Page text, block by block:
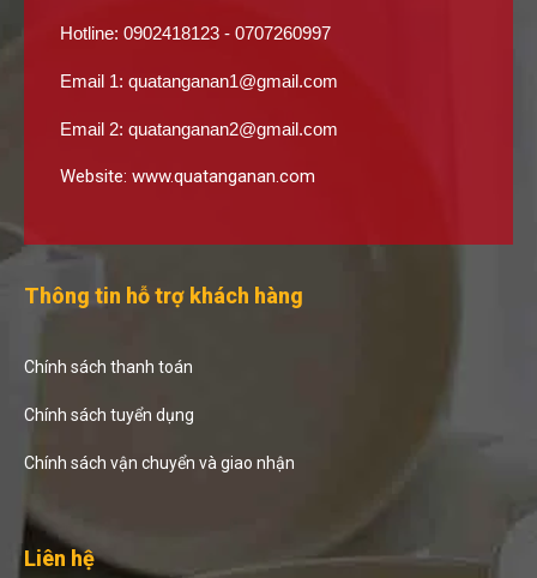
Hotline: 0902418123 - 0707260997
Email 1: quatanganan1@gmail.com
Email 2: quatanganan2@gmail.com
Website: www.quatanganan.com
Thông tin hỗ trợ khách hàng
Chính sách thanh toán
Chính sách tuyển dụng
Chính sách vận chuyển và giao nhận
Liên hệ